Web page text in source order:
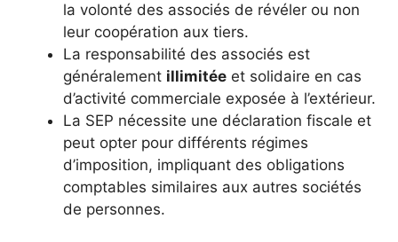
la volonté des associés de révéler ou non
leur coopération aux tiers.
La responsabilité des associés est
généralement illimitée et solidaire en cas
d’activité commerciale exposée à l’extérieur.
La SEP nécessite une déclaration fiscale et
peut opter pour différents régimes
d’imposition, impliquant des obligations
comptables similaires aux autres sociétés
de personnes.